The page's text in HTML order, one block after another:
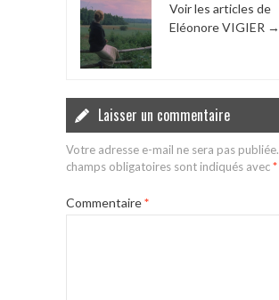
Voir les articles de
Eléonore VIGIER →
Laisser un commentaire
Votre adresse e-mail ne sera pas publiée.
champs obligatoires sont indiqués avec*
Commentaire*